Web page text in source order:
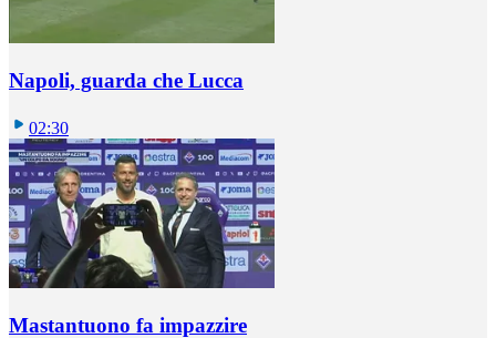
Napoli, guarda che Lucca
02:30
Mastantuono fa impazzire